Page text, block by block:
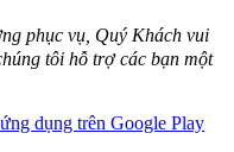
phục vụ, Quý Khách vui
tôi hỗ trợ các bạn một